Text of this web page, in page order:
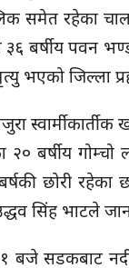
समेत रहेका
बर्षीय पवन
भएको जिल्ला
बर्षीय गोम्चो
छोरी
सिंह भाटले
सडकबाट